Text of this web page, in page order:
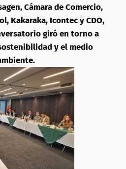
Cámara de Comercio,
Kakaraka, Icontec y CDO,
giró en torno a
y el medio